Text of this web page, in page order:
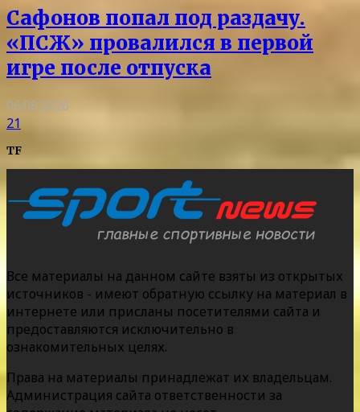
Сафонов попал под раздачу.
«ПСЖ» провалился в первой
игре после отпуска
06.08.2026
21
TF
Все материалы на данном сайте взяты из открытых
источников - имеют обратную ссылку на материал в
интернете или присланы посетителями сайта и
предоставляются исключительно в
ознакомительных целях.
Права на материалы принадлежат их владельцам.
Администрация сайта ответственности за